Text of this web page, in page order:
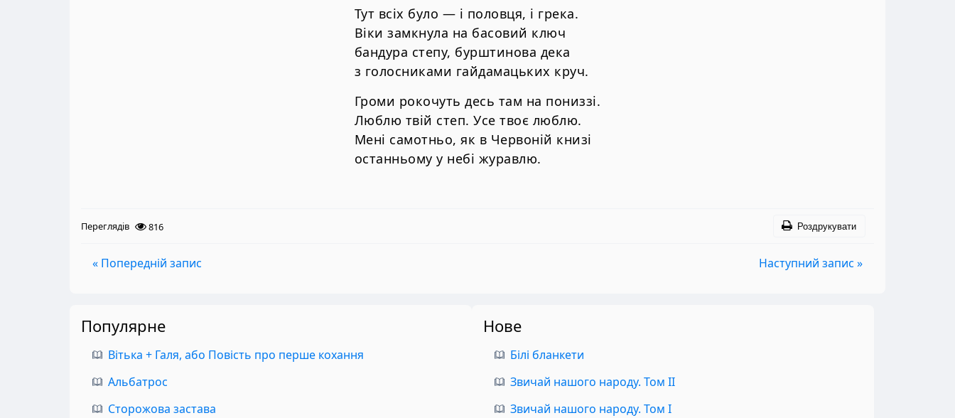
Тут всіх було — і половця, і грека.
Віки замкнула на басовий ключ
бандура степу, бурштинова дека
з голосниками гайдамацьких круч.
Громи рокочуть десь там на пониззі.
Люблю твій степ. Усе твоє люблю.
Мені самотньо, як в Червоній книзі
останньому у небі журавлю.
Переглядів 816 Роздрукувати
« Попередній запис Наступний запис »
Популярне
Вітька + Галя, або Повість про перше кохання
Альбатрос
Сторожова застава
Нове
Білі бланкети
Звичай нашого народу. Том II
Звичай нашого народу. Том I